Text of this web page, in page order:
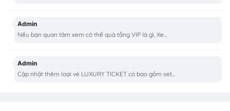
Admin
Nếu bạn quan tâm xem có thể quà tằng VIP là gì, Xe...
Admin
Cập nhật thêm loại vé LUXURY TICKET có bao gồm set...